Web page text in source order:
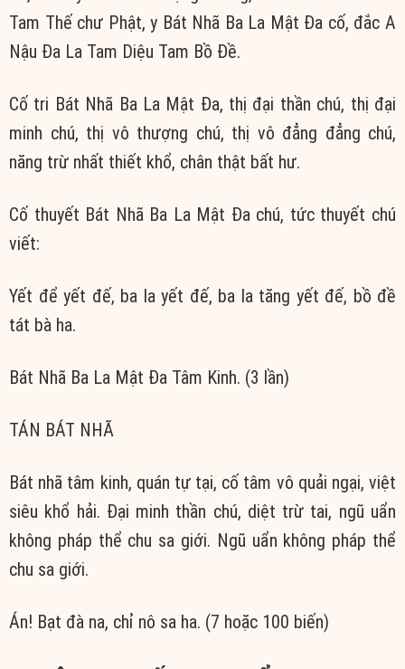
Tam Thế chư Phật, y Bát Nhã Ba La Mật Đa cố, đắc A
Nậu Đa La Tam Diệu Tam Bồ Đề.
Cố tri Bát Nhã Ba La Mật Đa, thị đại thần chú, thị đại
minh chú, thị vô thượng chú, thị vô đẳng đẳng chú,
năng trừ nhất thiết khổ, chân thật bất hư.
Cố thuyết Bát Nhã Ba La Mật Đa chú, tức thuyết chú
viết:
Yết để yết đế, ba la yết đế, ba la tăng yết đế, bồ đề
tát bà ha.
Bát Nhã Ba La Mật Đa Tâm Kinh. (3 lần)
TÁN BÁT NHÃ
Bát nhã tâm kinh, quán tự tại, cố tâm vô quải ngại, việt
siêu khổ hải. Đại minh thần chú, diệt trừ tai, ngũ uẩn
không pháp thể chu sa giới. Ngũ uẩn không pháp thể
chu sa giới.
Án! Bạt đà na, chỉ nô sa ha. (7 hoặc 100 biến)